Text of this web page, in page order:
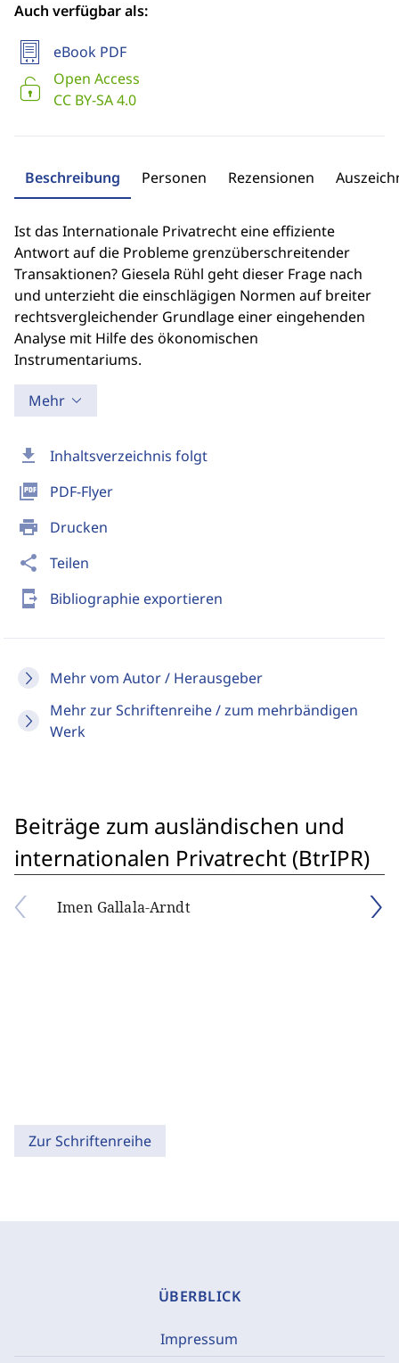
download Inhaltsverzeichnis folgt
picture_as_pdf PDF-Flyer
print Drucken
share Teilen
send_to_mobile Bibliographie exportieren
Mehr vom Autor / Herausgeber
Mehr zur Schriftenreihe / zum mehrbändigen
Werk
Auch verfügbar als:
eBook PDF
Open Access
CC BY-SA 4.0
Beschreibung Personen Rezensionen
Ist das Internationale Privatrecht eine effiziente
Antwort auf die Probleme grenzüberschrei­tender
Transaktionen? Giesela Rühl geht dieser Frage nach
und unterzieht die einschlägigen Normen auf breiter
rechtsvergleichender Grundlage einer eingehenden
Analyse mit Hilfe des ökonomischen
Instrumentariums.
Mehr
Beiträge zum ausländischen und
internationalen Privatrecht (BtrIPR)
Imen Gallala-Arndt
Zur Schriftenreihe
ÜBERBLICK
Impressum